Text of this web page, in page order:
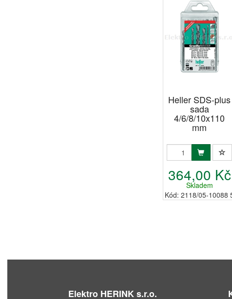
Heller SDS-plus
sada
4/6/8/10x110
mm
364,00 Kč
Skladem
Kód: 2118/05-10088
Elektro HERINK s.r.o.